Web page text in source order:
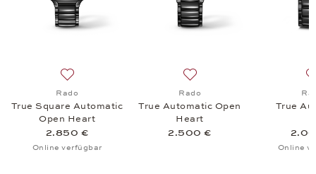
Rado
True Square Automatic
Open Heart
2.850 €
Online verfügbar
Rado
True Automatic Open
Heart
2.500 €
True
Online